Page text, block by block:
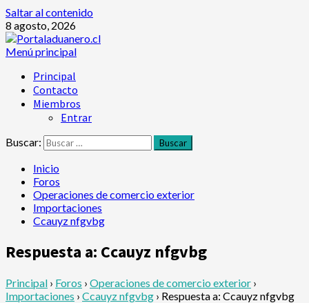
Saltar al contenido
8 agosto, 2026
Menú principal
Principal
Contacto
Miembros
Entrar
Buscar:
Inicio
Foros
Operaciones de comercio exterior
Importaciones
Ccauyz nfgvbg
Respuesta a: Ccauyz nfgvbg
Principal › Foros › Operaciones de comercio exterior ›
Importaciones › Ccauyz nfgvbg › Respuesta a: Ccauyz nfgvbg